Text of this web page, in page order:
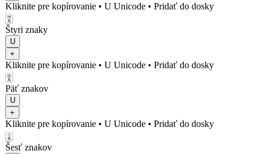
Kliknite pre kopírovanie • U Unicode • Pridať do dosky
🀊
Štyri znaky
U
+
Kliknite pre kopírovanie • U Unicode • Pridať do dosky
🀋
Päť znakov
U
+
Kliknite pre kopírovanie • U Unicode • Pridať do dosky
🀌
Šesť znakov